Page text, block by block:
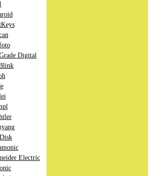
Digital
Electric